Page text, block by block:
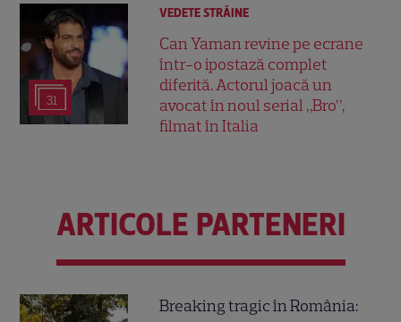
31
VEDETE STRĂINE
Can Yaman revine pe ecrane
într-o ipostază complet
diferită. Actorul joacă un
avocat în noul serial „Bro”,
filmat în Italia
ARTICOLE PARTENERI
Breaking tragic în România: